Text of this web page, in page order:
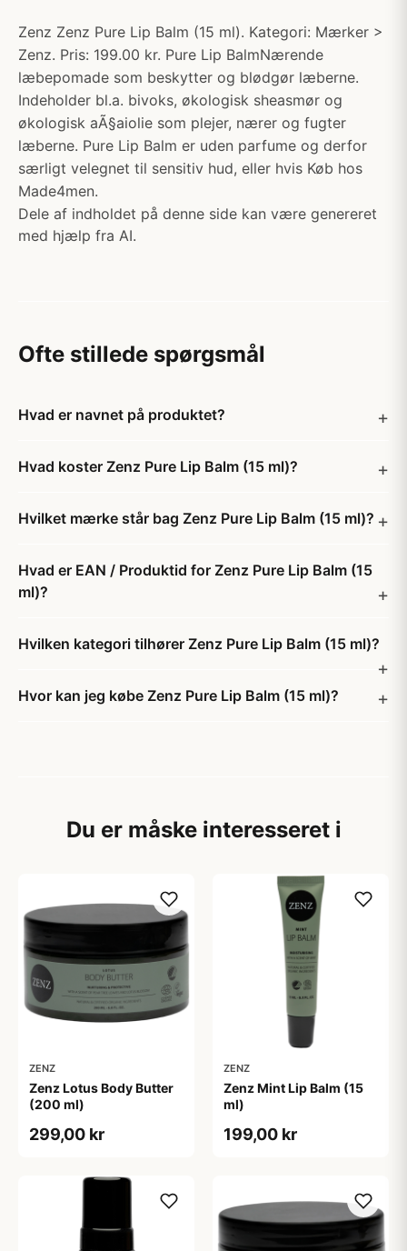
Zenz Zenz Pure Lip Balm (15 ml). Kategori: Mærker >
Zenz. Pris: 199.00 kr. Pure Lip BalmNærende
læbepomade som beskytter og blødgør læberne.
Indeholder bl.a. bivoks, økologisk sheasmør og
økologisk aÃ§aiolie som plejer, nærer og fugter
læberne. Pure Lip Balm er uden parfume og derfor
særligt velegnet til sensitiv hud, eller hvis Køb hos
Made4men.
Dele af indholdet på denne side kan være genereret
med hjælp fra AI.
Ofte stillede spørgsmål
Hvad er navnet på produktet?
Hvad koster Zenz Pure Lip Balm (15 ml)?
Hvilket mærke står bag Zenz Pure Lip Balm (15 ml)?
Hvad er EAN / Produktid for Zenz Pure Lip Balm (15
ml)?
Hvilken kategori tilhører Zenz Pure Lip Balm (15 ml)?
Hvor kan jeg købe Zenz Pure Lip Balm (15 ml)?
Du er måske interesseret i
ZENZ
Zenz Lotus Body Butter
(200 ml)
299,00 kr
ZENZ
Zenz Mint Lip Balm (15
ml)
199,00 kr